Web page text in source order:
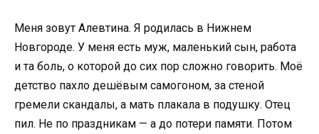
Меня зовут Алевтина. Я родилась в Нижнем
Новгороде. У меня есть муж, маленький сын, работа
и та боль, о которой до сих пор сложно говорить. Моё
детство пахло дешёвым самогоном, за стеной
гремели скандалы, а мать плакала в подушку. Отец
пил. Не по праздникам — а до потери памяти. Потом